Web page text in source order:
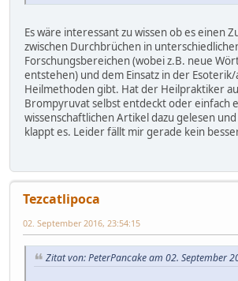
Es wäre interessant zu wissen ob es einen
zwischen Durchbrüchen in
Forschungsbereichen (wobei z.B. neue
entstehen) und dem Einsatz in der
Heilmethoden gibt. Hat der Heilpraktiker
Brompyruvat selbst entdeckt oder einfach
wissenschaftlichen Artikel dazu gelesen
klappt es. Leider fällt mir gerade kein
Tezcatlipoca
02. September 2016, 23:54:15
Zitat von: PeterPancake am 02. September